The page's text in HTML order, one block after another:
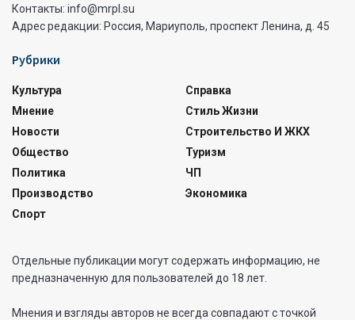
Контакты: info@mrpl.su
Адрес редакции: Россия, Мариуполь, проспект Ленина, д. 45
Рубрики
Культура
Мнение
Новости
Общество
Политика
Производство
Спорт
Справка
Стиль Жизни
Строительство И ЖКХ
Туризм
ЧП
Экономика
Отдельные публикации могут содержать информацию, не
предназначенную для пользователей до 18 лет.
Мнения и взгляды авторов не всегда совпадают с точкой